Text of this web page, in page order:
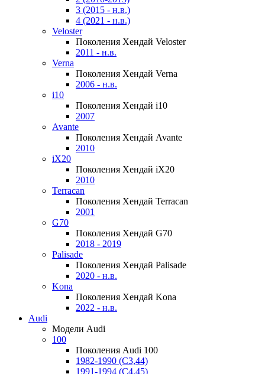
3 (2015 - н.в.)
4 (2021 - н.в.)
Veloster
Поколения Хендай Veloster
2011 - н.в.
Verna
Поколения Хендай Verna
2006 - н.в.
i10
Поколения Хендай i10
2007
Avante
Поколения Хендай Avante
2010
iX20
Поколения Хендай iX20
2010
Terracan
Поколения Хендай Terracan
2001
G70
Поколения Хендай G70
2018 - 2019
Palisade
Поколения Хендай Palisade
2020 - н.в.
Kona
Поколения Хендай Kona
2022 - н.в.
Audi
Модели Audi
100
Поколения Audi 100
1982-1990 (С3,44)
1991-1994 (С4,45)